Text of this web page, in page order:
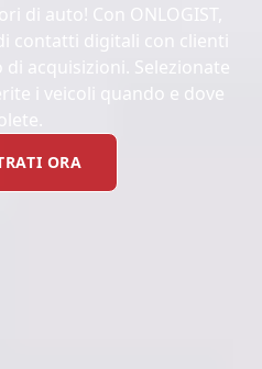
di auto! Con ONLOGIST,
contatti digitali con clienti
acquisizioni. Selezionate
i veicoli quando e dove
ORA